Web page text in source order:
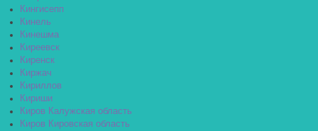
Кингисепп
Кинель
Кинешма
Киреевск
Киренск
Киржач
Кириллов
Кириши
Киров Калужская область
Киров Кировская область